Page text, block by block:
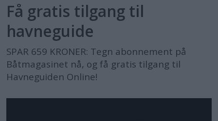
Få gratis tilgang til
havneguide
SPAR 659 KRONER: Tegn abonnement på
Båtmagasinet nå, og få gratis tilgang til
Havneguiden Online!